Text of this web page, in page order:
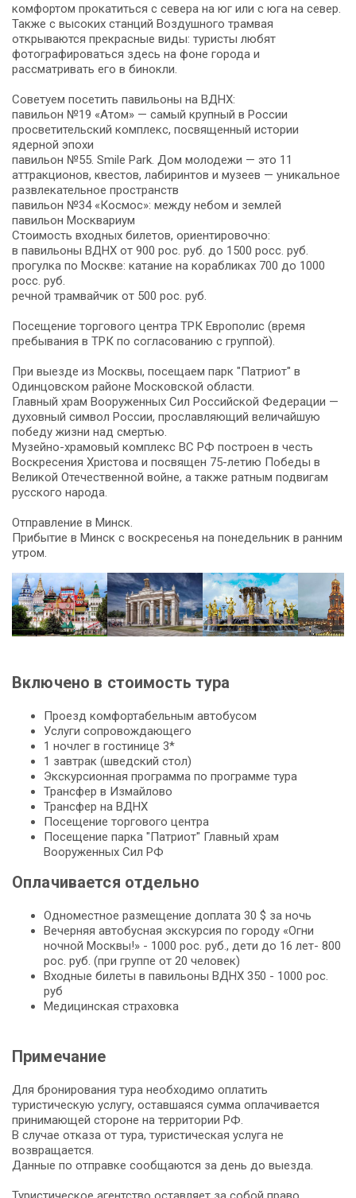
комфортом прокатиться с севера на юг или с юга на север.
Также с высоких станций Воздушного трамвая
открываются прекрасные виды: туристы любят
фотографироваться здесь на фоне города и
рассматривать его в бинокли.
Советуем посетить павильоны на ВДНХ:
павильон №19 «Атом» — самый крупный в России
просветительский комплекс, посвященный истории
ядерной эпохи
павильон №55. Smile Park. Дом молодежи — это 11
аттракционов, квестов, лабиринтов и музеев — уникальное
развлекательное пространств
павильон №34 «Космос»: между небом и землей
павильон Москвариум
Стоимость входных билетов, ориентировочно:
в павильоны ВДНХ от 900 рос. руб. до 1500 росс. руб.
прогулка по Москве: катание на корабликах 700 до 1000
росс. руб.
речной трамвайчик от 500 рос. руб.
Посещение торгового центра ТРК Европолис (время
пребывания в ТРК по согласованию с группой).
При выезде из Москвы, посещаем парк "Патриот" в
Одинцовском районе Московской области.
Главный храм Вооруженных Сил Российской Федерации —
духовный символ России, прославляющий величайшую
победу жизни над смертью.
Музейно-храмовый комплекс ВС РФ построен в честь
Воскресения Христова и посвящен 75-летию Победы в
Великой Отечественной войне, а также ратным подвигам
русского народа.
Отправление в Минск.
Прибытие в Минск с воскресенья на понедельник в ранним
утром.
Включено в стоимость тура
Проезд комфортабельным автобусом
Услуги сопровождающего
1 ночлег в гостинице 3*
1 завтрак (шведский стол)
Экскурсионная программа по программе тура
Трансфер в Измайлово
Трансфер на ВДНХ
Посещение торгового центра
Посещение парка "Патриот" Главный храм
Вооруженных Сил РФ
Оплачивается отдельно
Одноместное размещение доплата 30 $ за ночь
Вечерняя автобусная экскурсия по городу «Огни
ночной Москвы!» - 1000 рос. руб., дети до 16 лет- 800
рос. руб. (при группе от 20 человек)
Входные билеты в павильоны ВДНХ 350 - 1000 рос.
руб
Медицинская страховка
Примечание
Для бронирования тура необходимо оплатить
туристическую услугу, оставшаяся сумма оплачивается
принимающей стороне на территории РФ.
В случае отказа от тура, туристическая услуга не
возвращается.
Данные по отправке сообщаются за день до выезда.